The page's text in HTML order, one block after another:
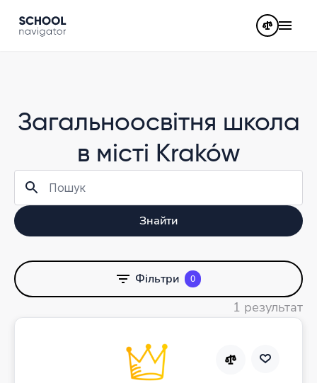
Загальноосвітня школа
в місті Kraków
Знайти
Фільтри 0
1 результат